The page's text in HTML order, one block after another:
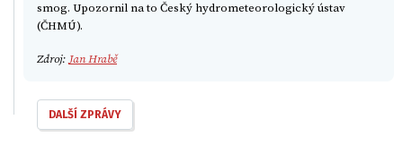
smog. Upozornil na to Český hydrometeorologický ústav
(ČHMÚ).
Zdroj: Jan Hrabě
DALŠÍ ZPRÁVY